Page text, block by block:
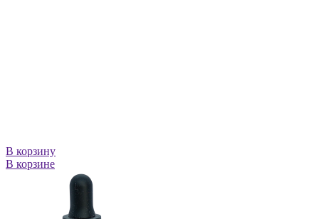
В корзину
В корзине